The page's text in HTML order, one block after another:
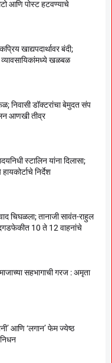
आणि पोस्ट हटवण्याचे
खाद्यपदार्थावर बंदी;
व्यावसायिकांमध्ये खळबळ
निवासी डॉक्टरांचा बेमुदत संप
आणखी तीव्र
स्टालिन यांना दिलासा;
निर्देश
चिघळला; तानाजी सावंत-राहुल
10 ते 12 वाहनांचे
सहभागाची गरज : अमृता
आणि ‘लगान’ फेम ज्येष्ठ